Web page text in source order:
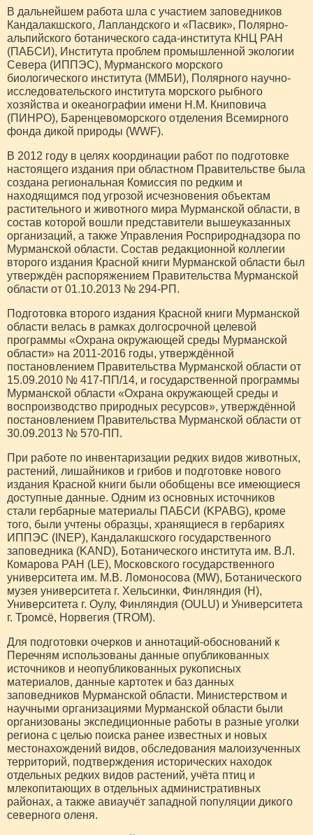
В дальнейшем работа шла с участием заповедников
Кандалакшского, Лапландского и «Пасвик», Полярно-
альпийского ботанического сада-института КНЦ РАН
(ПАБСИ), Института проблем промышленной экологии
Севера (ИППЭС), Мурманского морского
биологического института (ММБИ), Полярного научно-
исследовательского института морского рыбного
хозяйства и океанографии имени Н.М. Книповича
(ПИНРО), Баренцевоморского отделения Всемирного
фонда дикой природы (WWF).
В 2012 году в целях координации работ по подготовке
настоящего издания при областном Правительстве была
создана региональная Комиссия по редким и
находящимся под угрозой исчезновения объектам
растительного и животного мира Мурманской области, в
состав которой вошли представители вышеуказанных
организаций, а также Управления Росприроднадзора по
Мурманской области. Состав редакционной коллегии
второго издания Красной книги Мурманской области был
утверждён распоряжением Правительства Мурманской
области от 01.10.2013 № 294-РП.
Подготовка второго издания Красной книги Мурманской
области велась в рамках долгосрочной целевой
программы «Охрана окружающей среды Мурманской
области» на 2011-2016 годы, утверждённой
постановлением Правительства Мурманской области от
15.09.2010 № 417-ПП/14, и государственной программы
Мурманской области «Охрана окружающей среды и
воспроизводство природных ресурсов», утверждённой
постановлением Правительства Мурманской области от
30.09.2013 № 570-ПП.
При работе по инвентаризации редких видов животных,
растений, лишайников и грибов и подготовке нового
издания Красной книги были обобщены все имеющиеся
доступные данные. Одним из основных источников
стали гербарные материалы ПАБСИ (KPABG), кроме
того, были учтены образцы, хранящиеся в гербариях
ИППЭС (INEP), Кандалакшского государственного
заповедника (KAND), Ботанического института им. В.Л.
Комарова РАН (LE), Московского государственного
университета им. М.В. Ломоносова (MW), Ботанического
музея университета г. Хельсинки, Финляндия (H),
Университета г. Оулу, Финляндия (OULU) и Университета
г. Тромсё, Норвегия (TROM).
Для подготовки очерков и аннотаций-обоснований к
Перечням использованы данные опубликованных
источников и неопубликованных рукописных
материалов, данные картотек и баз данных
заповедников Мурманской области. Министерством и
научными организациями Мурманской области были
организованы экспедиционные работы в разные уголки
региона с целью поиска ранее известных и новых
местонахождений видов, обследования малоизученных
территорий, подтверждения исторических находок
отдельных редких видов растений, учёта птиц и
млекопитающих в отдельных административных
районах, а также авиаучёт западной популяции дикого
северного оленя.